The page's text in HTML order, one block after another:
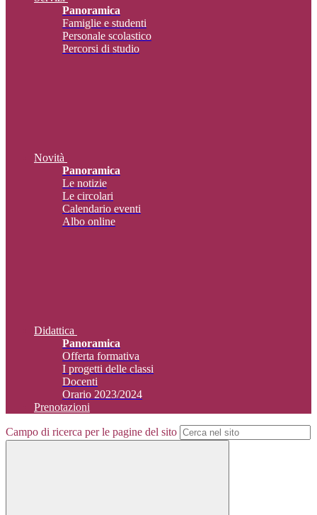
Panoramica
Famiglie e studenti
Personale scolastico
Percorsi di studio
Novità
Panoramica
Le notizie
Le circolari
Calendario eventi
Albo online
Didattica
Panoramica
Offerta formativa
I progetti delle classi
Docenti
Orario 2023/2024
Prenotazioni
Campo di ricerca per le pagine del sito